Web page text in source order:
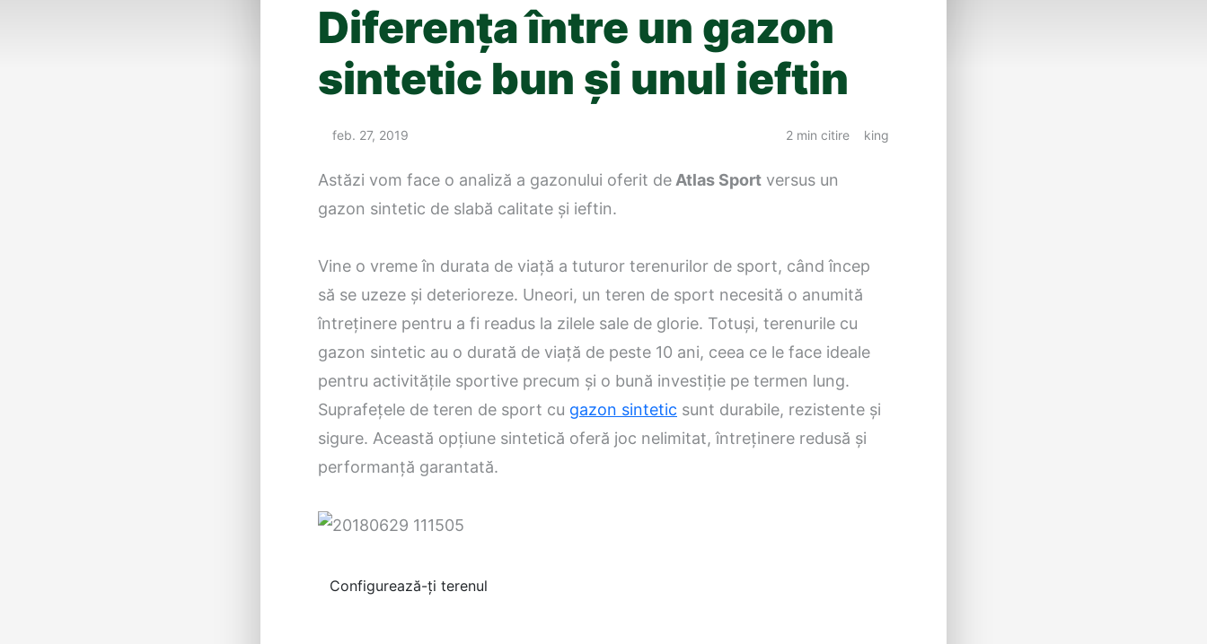
Diferența între un gazon
sintetic bun și unul ieftin
feb. 27, 2019 2 min citire king
Astăzi vom face o analiză a gazonului oferit de Atlas Sport versus un
gazon sintetic de slabă calitate și ieftin.
Vine o vreme în durata de viață a tuturor terenurilor de sport, când încep
să se uzeze și deterioreze. Uneori, un teren de sport necesită o anumită
întreținere pentru a fi readus la zilele sale de glorie. Totuși, terenurile cu
gazon sintetic au o durată de viață de peste 10 ani, ceea ce le face ideale
pentru activitățile sportive precum și o bună investiție pe termen lung.
Suprafețele de teren de sport cu gazon sintetic sunt durabile, rezistente și
sigure. Această opțiune sintetică oferă joc nelimitat, întreținere redusă și
performanță garantată.
Configurează-ți terenul